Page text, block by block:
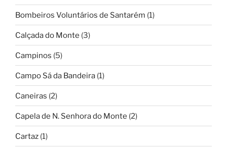
Bombeiros Voluntários de Santarém (1)
Calçada do Monte (3)
Campinos (5)
Campo Sá da Bandeira (1)
Caneiras (2)
Capela de N. Senhora do Monte (2)
Cartaz (1)